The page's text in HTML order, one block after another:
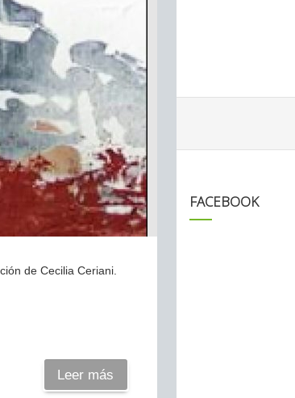
de Cecilia Ceriani.
Leer más
FACEBOOK